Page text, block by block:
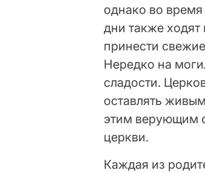
однако во
дни также ходят
принести
Нередко на
сладости.
оставлять
этим верующим
церкви.
Каждая из